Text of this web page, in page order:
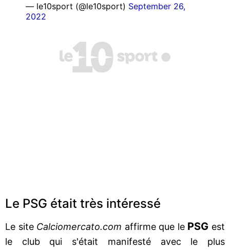
— le10sport (@le10sport) September 26,
2022
Le PSG était très intéressé
Le site Calciomercato.com affirme que le PSG est
le club qui s'était manifesté avec le plus